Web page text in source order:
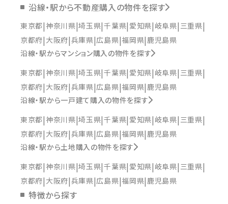
沿線・駅から不動産購入の物件を探す
東京都 神奈川県 埼玉県 千葉県 愛知県 岐阜県 三重県
京都府 大阪府 兵庫県 広島県 福岡県 鹿児島県
沿線・駅からマンション購入の物件を探す
東京都 神奈川県 埼玉県 千葉県 愛知県 岐阜県 三重県
京都府 大阪府 兵庫県 広島県 福岡県 鹿児島県
沿線・駅から一戸建て購入の物件を探す
東京都 神奈川県 埼玉県 千葉県 愛知県 岐阜県 三重県
京都府 大阪府 兵庫県 広島県 福岡県 鹿児島県
沿線・駅から土地購入の物件を探す
東京都 神奈川県 埼玉県 千葉県 愛知県 岐阜県 三重県
京都府 大阪府 兵庫県 広島県 福岡県 鹿児島県
特徴から探す